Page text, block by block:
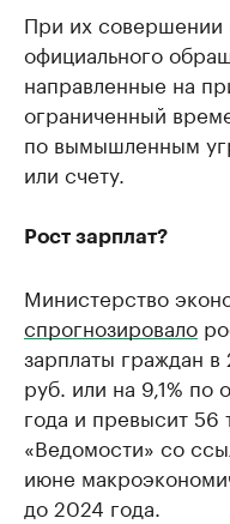
При их совершении
официального
направленные на
ограниченный
по вымышленным
или счету.
Рост зарплат?
Министерство
спрогнозировало
зарплаты граждан в
руб. или на 9,1%
года и превысит
«Ведомости» со
июне
до 2024 года.